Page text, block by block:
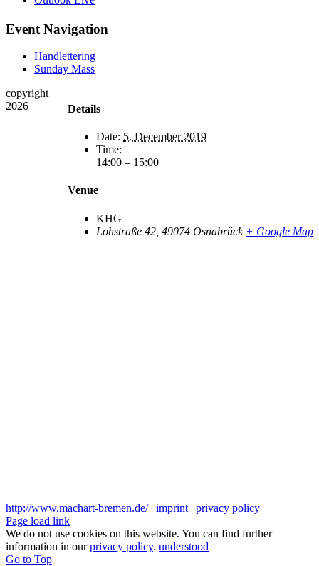
Event Navigation
Handlettering
Sunday Mass
Details
Date: 5. December 2019
Time:
14:00 – 15:00
Venue
KHG
Lohstraße 42 49074 Osnabrück + Google Map
copyright
2026
http://www.machart-bremen.de/| imprint | privacy policy
Page load link
We do not use cookies on this website. You can find further
information in ourprivacy policy. understood
Go to Top